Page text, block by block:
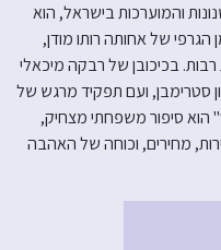
והמוערכות בישראל, הוא
של אחותה רותו מודן,
בכיכובן של רבקה מיכאלי
סטרימבן, ועם תפקיד מרגש של
הוא סיפור משפחתי מצחיק,
מחירים, וכוחה של האהבה